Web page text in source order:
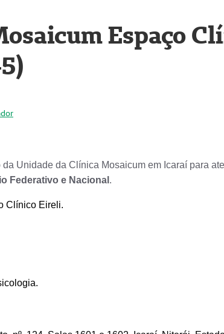
Espaço
da Unidade da Clínica Mosaicum em Icaraí para
Federativo e Nacional .
Clínico Eireli.